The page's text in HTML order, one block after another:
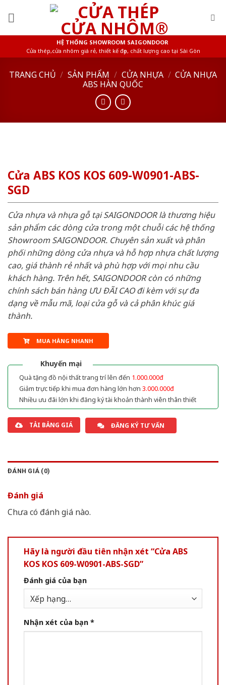
HỆ THỐNG SHOWROOM SAIGONDOOR
Cửa thép,cửa nhôm giá rẻ, thiết kế đẹp, chất lượng cao tại Sài Gòn
TRANG CHỦ / SẢN PHẨM / CỬA NHỰA / CỬA NHỰA
ABS HÀN QUỐC
Cửa ABS KOS KOS 609-W0901-ABS-
SGD
Cửa nhựa và nhựa gỗ tại SAIGONDOOR là thương hiệu
sản phẩm các dòng cửa trong một chuỗi các hệ thống
Showroom SAIGONDOOR. Chuyên sản xuất và phân
phối những dòng cửa nhựa và hỗ hợp nhựa chất lượng
cao, giá thành rẻ nhất và phù hợp với mọi nhu cầu
khách hàng. Trên hết, SAIGONDOOR còn có những
chính sách bán hàng ƯU ĐÃI CAO đi kèm với sự đa
dạng về mẫu mã, loại cửa gỗ và cả phân khúc giá
thành.
MUA HÀNG NHANH
Khuyến mại
Quà tặng đồ nội thất trang trí lên đến 1.000.000đ
Giảm trực tiếp khi mua đơn hàng lớn hơn 3.000.000đ
Nhiều ưu đãi lớn khi đăng ký tài khoản thành viên thân thiết
TẢI BẢNG GIÁ ĐĂNG KÝ TƯ VẤN
ĐÁNH GIÁ (0)
Đánh giá
Chưa có đánh giá nào.
Hãy là người đầu tiên nhận xét “Cửa ABS
KOS KOS 609-W0901-ABS-SGD”
Đánh giá của bạn
Nhận xét của bạn *